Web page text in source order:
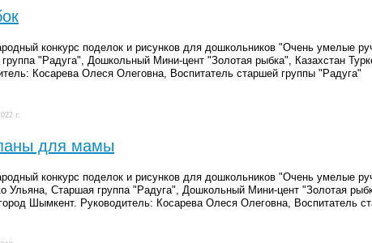
конкурс поделок и рисунков для дошкольников "Очень умелые
"Радуга", Дошкольный Мини-цент "Золотая рыбка", Казахстан
Косарева Олеся Олеговна, Воспитатель старшей группы "Радуга"
г.
для мамы
конкурс поделок и рисунков для дошкольников "Очень умелые
Ульяна, Старшая группа "Радуга", Дошкольный Мини-цент "Золотая
Шымкент. Руководитель: Косарева Олеся Олеговна, Воспитатель